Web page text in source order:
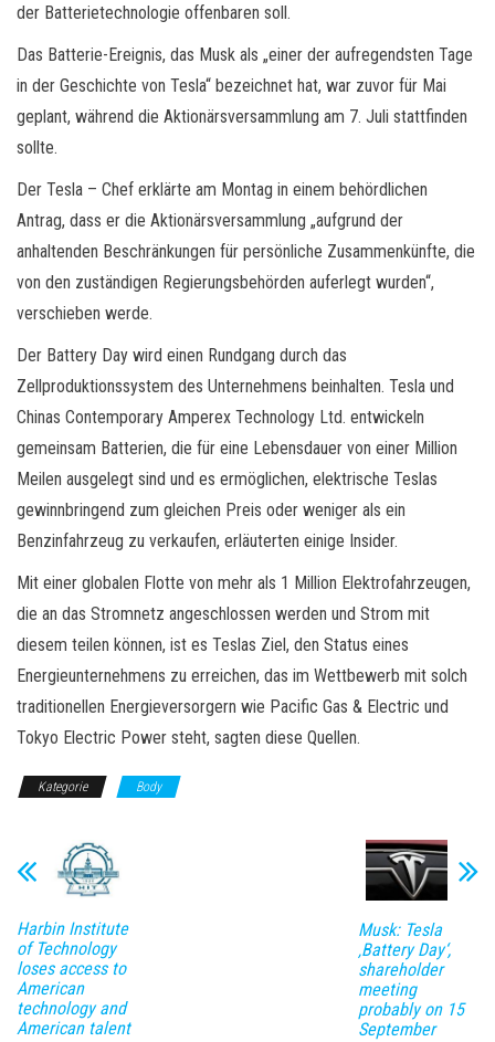
der Batterietechnologie offenbaren soll.
Das Batterie-Ereignis, das Musk als „einer der aufregendsten Tage
in der Geschichte von Tesla“ bezeichnet hat, war zuvor für Mai
geplant, während die Aktionärsversammlung am 7. Juli stattfinden
sollte.
Der Tesla – Chef erklärte am Montag in einem behördlichen
Antrag, dass er die Aktionärsversammlung „aufgrund der
anhaltenden Beschränkungen für persönliche Zusammenkünfte, die
von den zuständigen Regierungsbehörden auferlegt wurden“,
verschieben werde.
Der Battery Day wird einen Rundgang durch das
Zellproduktionssystem des Unternehmens beinhalten. Tesla und
Chinas Contemporary Amperex Technology Ltd. entwickeln
gemeinsam Batterien, die für eine Lebensdauer von einer Million
Meilen ausgelegt sind und es ermöglichen, elektrische Teslas
gewinnbringend zum gleichen Preis oder weniger als ein
Benzinfahrzeug zu verkaufen, erläuterten einige Insider.
Mit einer globalen Flotte von mehr als 1 Million Elektrofahrzeugen,
die an das Stromnetz angeschlossen werden und Strom mit
diesem teilen können, ist es Teslas Ziel, den Status eines
Energieunternehmens zu erreichen, das im Wettbewerb mit solch
traditionellen Energieversorgern wie Pacific Gas & Electric und
Tokyo Electric Power steht, sagten diese Quellen.
Kategorie Body
Harbin Institute
of Technology
loses access to
American
technology and
American talent
Musk: Tesla
‚Battery Day‘,
shareholder
meeting
probably on 15
September